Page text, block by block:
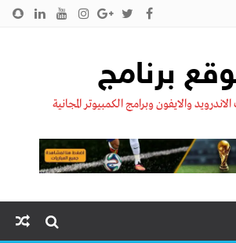
برنامج
والايفون وبرامج الكمبيوتر المجانية